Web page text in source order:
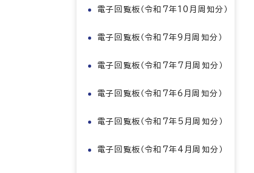
電子回覧板（令和7年10月周知分）
電子回覧板（令和7年9月周知分）
電子回覧板（令和7年7月周知分）
電子回覧板（令和7年6月周知分）
電子回覧板（令和7年5月周知分）
電子回覧板（令和7年4月周知分）